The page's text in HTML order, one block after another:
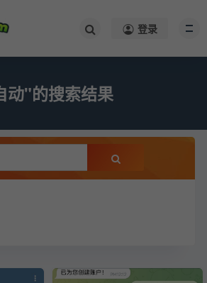
登录
动"的搜索结果